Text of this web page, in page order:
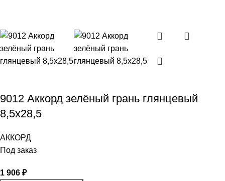
9012 Аккорд зелёный грань глянцевый
8,5х28,5
АККОРД
Под заказ
1 906 ₽